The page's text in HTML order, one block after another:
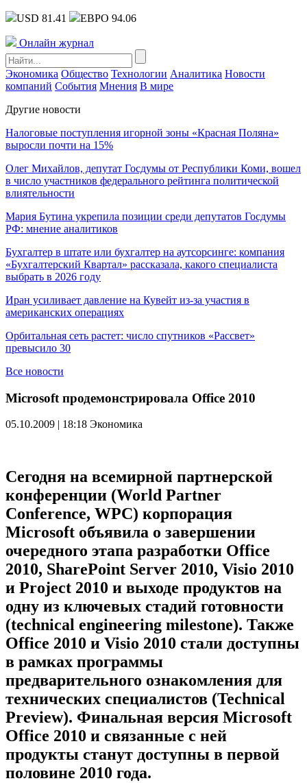
USD 81.41 ЕВРО 94.06
Онлайн журнал
Экономика Общество Технологии Аналитика Новости
компаний События Мнения В мире
Другие новости
Налоговые поступления игорной зоны «Красная Поляна»
выросли почти на 15%
Олег Михайлов, депутат Госдумы от Республики Коми, вошел
в число участников федерального рейтинга политической
влиятельности
Мария Бутина укрепила позиции среди депутатов Госдумы
РФ: мнение аналитиков
Бухгалтер в штате или бухгалтер на аутсорсинге: компания
«Бухгалтерский Квартал» рассказала, какого специалиста
выбрать в 2026 году
Иран усиливает давление на Кувейт из-за участия в
американских операциях
Орбитальная сеть растет: число спутников «Рассвет»
превысило 30
Все новости
Microsoft продемонстрировала Office 2010
05.10.2009 | 18:18 Экономика
Сегодня на всемирной партнерской
конференции (World Partner
Conference, WPC) корпорация
Microsoft объявила о завершении
очередного этапа разработки Office
2010, SharePoint Server 2010, Visio 2010
и Project 2010 и выходе продуктов на
одну из ключевых стадий готовности
(technical engineering milestone). Также
Office 2010 и Visio 2010 стали доступны
в рамках программы
предварительного ознакомления для
технических специалистов (Technical
Preview). Финальная версия Microsoft
Office 2010 и связанные с ней
продукты станут доступны в первой
половине 2010 года.